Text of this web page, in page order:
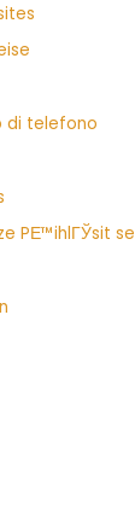
di telefono
PЕ™ihlГЎsit se